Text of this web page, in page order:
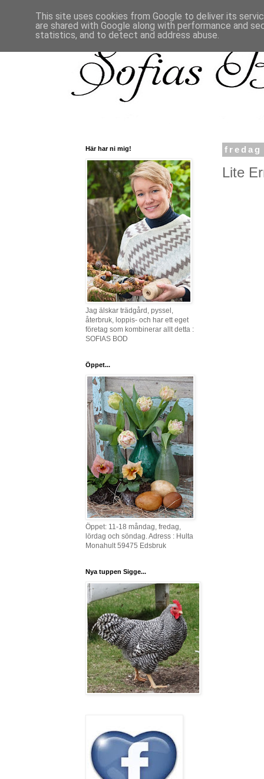
fredag
Lite
Här har ni mig!
Jag älskar trädgård, pyssel,
återbruk, loppis- och har ett eget
företag som kombinerar allt detta :
SOFIAS BOD
Öppet...
Öppet: 11-18 måndag, fredag,
lördag och söndag. Adress : Hulta
Monahult 59475 Edsbruk
Nya tuppen Sigge...
This site uses cookies from Google to deliver its
are shared with Google along with performance and
statistics, and to detect and address abuse.